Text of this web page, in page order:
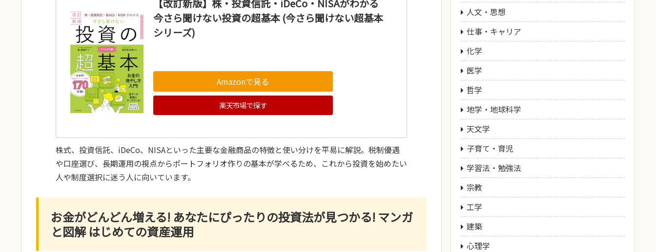
【改訂新版】株・投資信託・iDeCo・NISAがわかる
今さら聞けない投資の超基本 (今さら聞けない超基本
シリーズ)
Amazonで見る
楽天市場で探す
株式、投資信託、iDeCo、NISAといった主要な金融商品の特徴と使い分けを平易に解説。税制優遇
や口座選び、長期運用の視点からポートフォリオ作りの基本が学べるため、これから投資を始めたい
人や制度選択に迷う人に向いています。
お金がどんどん増える! あなたにぴったりの投資法が見つかる! マンガ
と図解 はじめての資産運用
人文・思想
仕事・キャリア
化学
医学
哲学
地学・地球科学
天文学
子育て・育児
学習法・勉強法
宗教
工学
建築
心理学